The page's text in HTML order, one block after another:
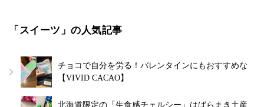
「スイーツ」の人気記事
チョコで自分を労る！バレンタインにもおすすめな
【VIVID CACAO】
北海道限定の「生食感チェルシー」はばらまき土産